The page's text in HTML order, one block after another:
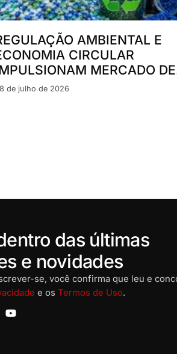
AMBIENTAL E
CIRCULAR
MERCADO
de julho de 2026
das últimas
e novidades
se, você confirma que leu e
e os Termos de Uso.